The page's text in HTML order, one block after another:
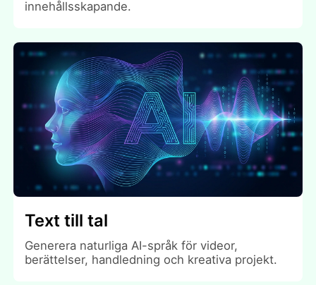
innehållsskapande.
Text till tal
Generera naturliga AI-språk för videor,
berättelser, handledning och kreativa projekt.